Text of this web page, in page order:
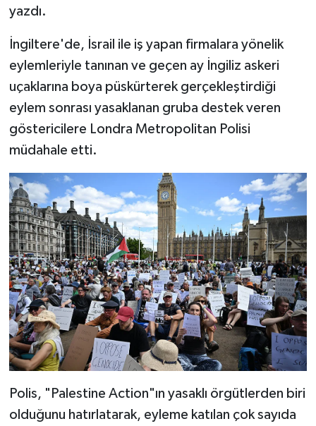
yazdı.
İngiltere'de, İsrail ile iş yapan firmalara yönelik
eylemleriyle tanınan ve geçen ay İngiliz askeri
uçaklarına boya püskürterek gerçekleştirdiği
eylem sonrası yasaklanan gruba destek veren
göstericilere Londra Metropolitan Polisi
müdahale etti.
Polis, "Palestine Action"ın yasaklı örgütlerden biri
olduğunu hatırlatarak, eyleme katılan çok sayıda